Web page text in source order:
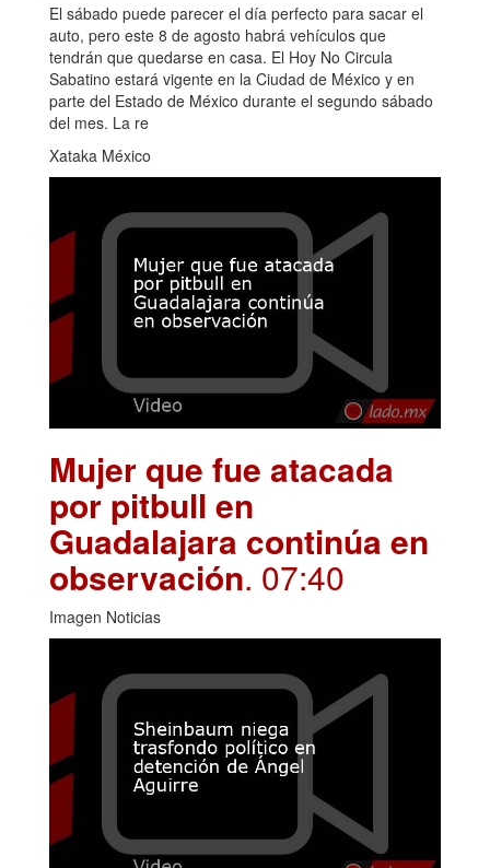
El sábado puede parecer el día perfecto para sacar el
auto, pero este 8 de agosto habrá vehículos que
tendrán que quedarse en casa. El Hoy No Circula
Sabatino estará vigente en la Ciudad de México y en
parte del Estado de México durante el segundo sábado
del mes. La re
Xataka México
Mujer que fue atacada
por pitbull en
Guadalajara continúa en
observación. 07:40
Imagen Noticias